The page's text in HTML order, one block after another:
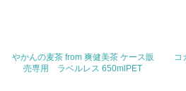
03-5466-8000（大代表）
やかんの麦茶 from 爽健美茶 ケース販
売専用 ラベルレス 650mlPET
コ